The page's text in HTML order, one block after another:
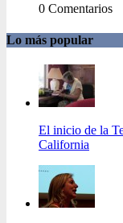
0 Comentarios
Lo más popular
El inicio de la
California